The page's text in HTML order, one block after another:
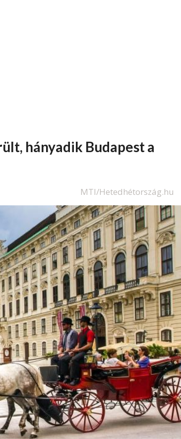
hányadik Budapest a
MTI/Hetedhétország.hu